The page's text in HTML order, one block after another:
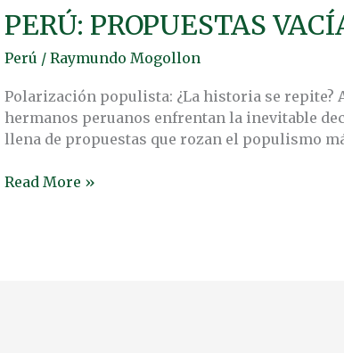
PERÚ: PROPUESTAS
Perú / Raymundo Mogollon
Polarización populista: ¿La historia se repite?
hermanos peruanos enfrentan la inevitable
llena de propuestas que rozan el populismo
PERÚ:
PROPUESTAS
VACÍAS,
QUE
LAS
ARCAS
Read More »